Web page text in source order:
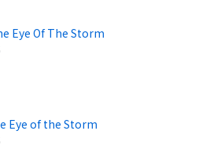
Eye Of The Storm
Eye of the Storm